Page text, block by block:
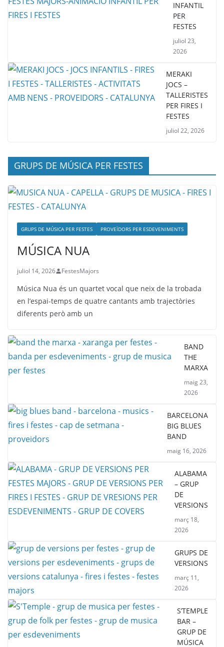
INFANTIL
PER
FESTES
juliol 23,
2026
MERAKI
JOCS –
TALLERISTES
PER FIRES I
FESTES
juliol 22, 2026
GRUPS DE MÚSICA PER FESTES
GRUPS DE MÚSICA PER FESTES PROVEÏDORS PER ESDEVENIMENTS
MÚSICA NUA
juliol 14, 2026 FestesMajors
Música Nua és un quartet vocal que neix de la trobada
en l’espai-temps de quatre cantants amb trajectòries
diferents però amb un
BAND
THE
MARXA
maig 23,
2026
BARCELONA
BIG BLUES
BAND
maig 16, 2026
ALABAMA
– GRUP
DE
VERSIONS
març 18,
2026
GRUPS DE
VERSIONS
març 11,
2026
S’TEMPLE
BAR –
GRUP DE
MÚSICA